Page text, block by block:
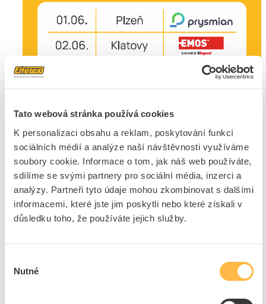
Tato webová stránka používá cookies
K personalizaci obsahu a reklam, poskytování funkcí
sociálních médií a analýze naší návštěvnosti využíváme
soubory cookie. Informace o tom, jak náš web používáte,
sdílíme se svými partnery pro sociální média, inzerci a
analýzy. Partneři tyto údaje mohou zkombinovat s dalšími
informacemi, které jste jim poskytli nebo které získali v
důsledku toho, že používáte jejich služby.
souhlasu
Nutné